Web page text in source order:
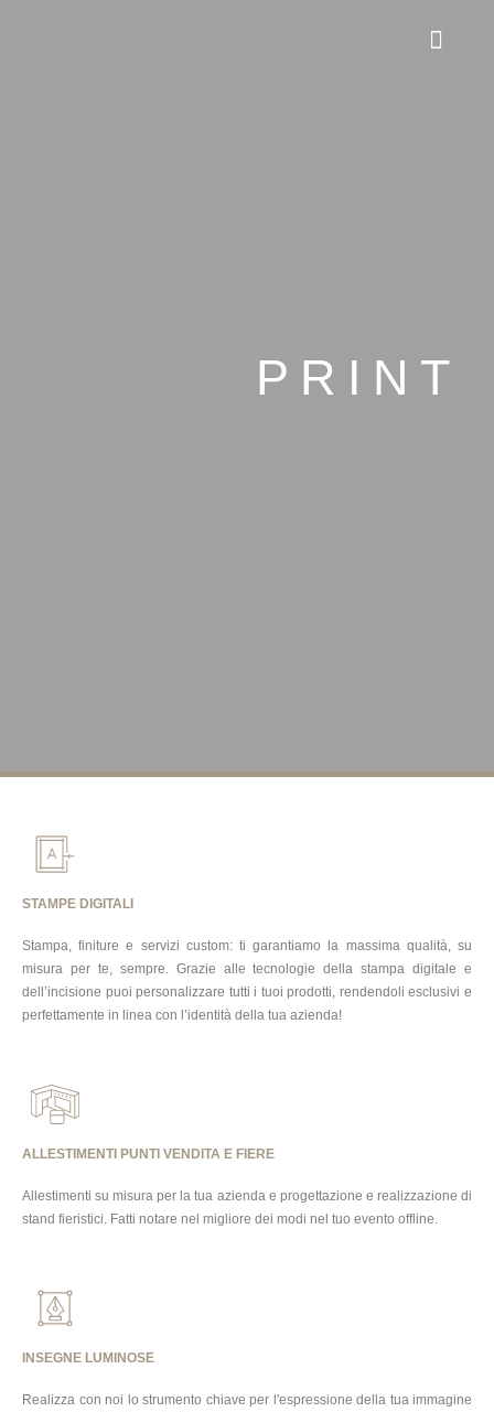
PRINT
STAMPE DIGITALI
Stampa, finiture e servizi custom: ti garantiamo la massima qualità, su
misura per te, sempre. Grazie alle tecnologie della stampa digitale e
dell’incisione puoi personalizzare tutti i tuoi prodotti, rendendoli esclusivi e
perfettamente in linea con l’identità della tua azienda!
ALLESTIMENTI PUNTI VENDITA E FIERE
Allestimenti su misura per la tua azienda e progettazione e realizzazione di
stand fieristici. Fatti notare nel migliore dei modi nel tuo evento offline.
INSEGNE LUMINOSE
Realizza con noi lo strumento chiave per l'espressione della tua immagine